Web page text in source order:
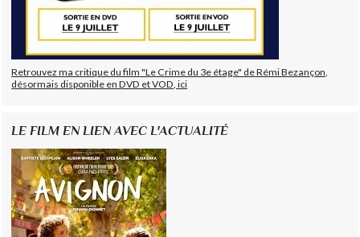
Retrouvez ma critique du film "Le Crime du 3e étage" de Rémi Bezançon,
désormais disponible en DVD et VOD, ici
LE FILM EN LIEN AVEC L'ACTUALITÉ